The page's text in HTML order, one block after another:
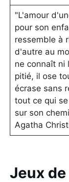
"L'amour
pour son
ressemble à
d'autre au
ne connaît ni
pitié, il ose
écrase sans
tout ce qui
sur son
Agatha
Jeux